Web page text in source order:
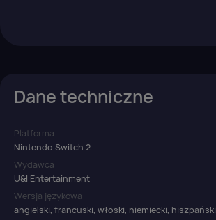
Dane techniczne
Platforma
Nintendo Switch 2
Wydawca
U&I Entertainment
Wersja językowa
angielski, francuski, włoski, niemiecki, hiszpański